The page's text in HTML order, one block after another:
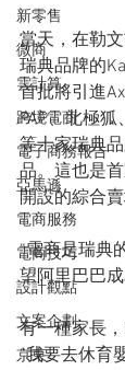
新零售
微商
雲計算
跨境電商
電子商務報告
亞馬遜
電商服務
電商技巧
設計觀點
文案企劃
京東
當天，在勒
瑞典品牌的
首批將引進
PAP、北極
等十家瑞典
品。這也是
開設的綜合賣
“電商是瑞典
望阿里巴巴
有一種家長
“我要去休育